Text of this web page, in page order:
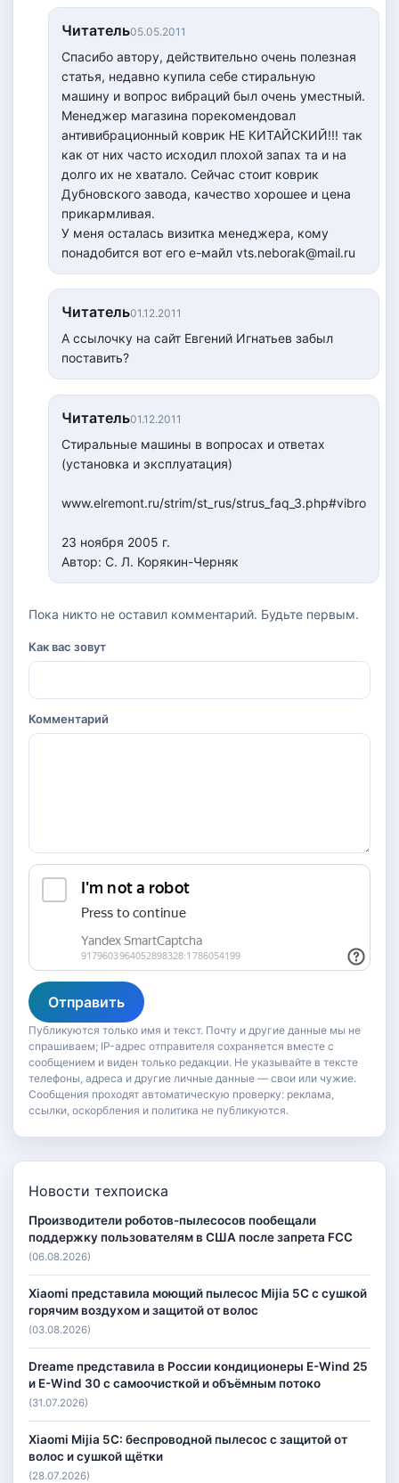
Читатель05.05.2011
Спасибо автору, действительно очень полезная
статья, недавно купила себе стиральную
машину и вопрос вибраций был очень уместный.
Менеджер магазина порекомендовал
антивибрационный коврик НЕ КИТАЙСКИЙ!!! так
как от них часто исходил плохой запах та и на
долго их не хватало. Сейчас стоит коврик
Дубновского завода, качество хорошее и цена
прикармливая.
У меня осталась визитка менеджера, кому
понадобится вот его е-майл vts.neborak@mail.ru
Читатель01.12.2011
А ссылочку на сайт Евгений Игнатьев забыл
поставить?
Читатель01.12.2011
Стиральные машины в вопросах и ответах
(установка и эксплуатация)
www.elremont.ru/strim/st_rus/strus_faq_3.php#vibro
23 ноября 2005 г.
Автор: С. Л. Корякин-Черняк
Пока никто не оставил комментарий. Будьте первым.
Как вас зовут
Комментарий
Отправить
Публикуются только имя и текст. Почту и другие данные мы не
спрашиваем; IP-адрес отправителя сохраняется вместе с
сообщением и виден только редакции. Не указывайте в тексте
телефоны, адреса и другие личные данные — свои или чужие.
Сообщения проходят автоматическую проверку: реклама,
ссылки, оскорбления и политика не публикуются.
Новости техпоиска
Производители роботов-пылесосов пообещали
поддержку пользователям в США после запрета FCC
(06.08.2026)
Xiaomi представила моющий пылесос Mijia 5C с сушкой
горячим воздухом и защитой от волос
(03.08.2026)
Dreame представила в России кондиционеры E-Wind 25
и E-Wind 30 с самоочисткой и объёмным потоко
(31.07.2026)
Xiaomi Mijia 5C: беспроводной пылесос с защитой от
волос и сушкой щётки
(28.07.2026)